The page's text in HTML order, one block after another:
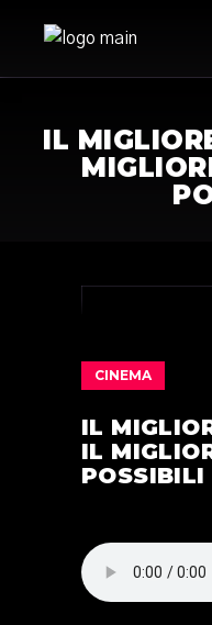
IL
CINEMA
IL
IL
POSSIBILI